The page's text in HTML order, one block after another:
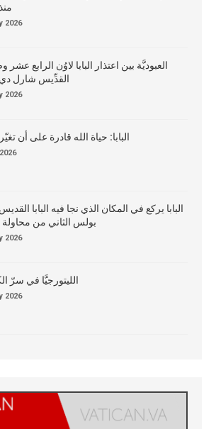
2026
العبوديَّة بين اعتذار البابا لاوُن الرابع
القدِّيس شارل
2026
البابا: حياة الله قادرة على أن تغيّر
البابا يركع في المكان الذي نجا فيه البابا
بولس الثاني من محاولة
2026
الليتورجيَّا في سرّ
2026